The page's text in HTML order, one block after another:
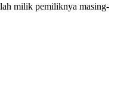
milik pemiliknya masing-